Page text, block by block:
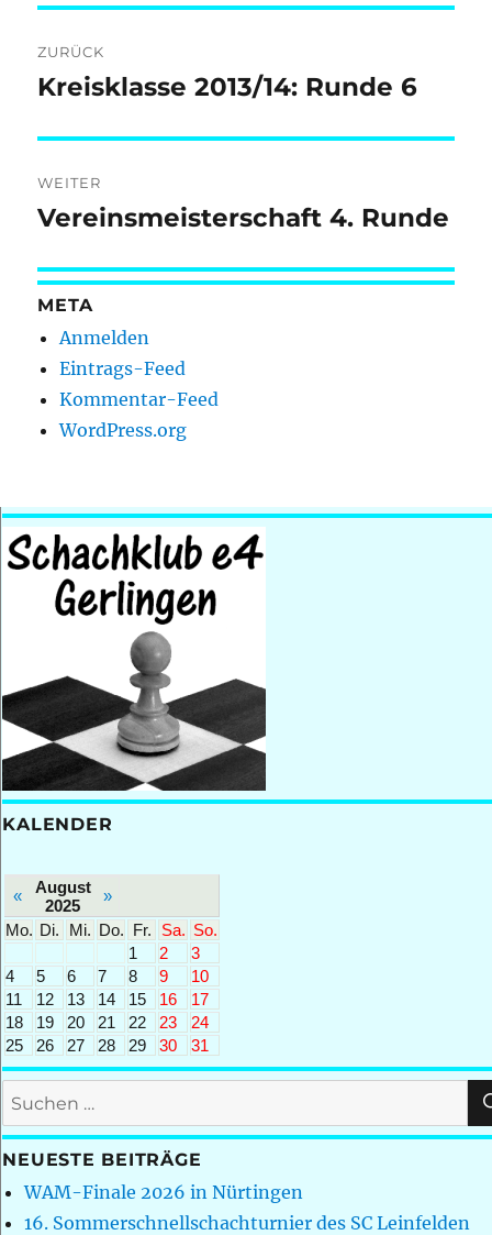
ZURÜCK
Vorheriger
Kreisklasse 2013/14: Runde 6
WEITER
Nächster
Vereinsmeisterschaft 4. Runde
META
Anmelden
Eintrags-Feed
Kommentar-Feed
WordPress.org
KALENDER
«
August
2025
»
Mo. Di. Mi. Do. Fr. Sa. So.
1
2
3
4
5 6 7 8 9
10
11
12 13 14 15 16
17
18
19 20 21 22 23
24
25
26 27 28 29 30 31
Suchen
nach:
NEUESTE BEITRÄGE
WAM-Finale 2026 in Nürtingen
16. Sommerschnellschachturnier des SC Leinfelden